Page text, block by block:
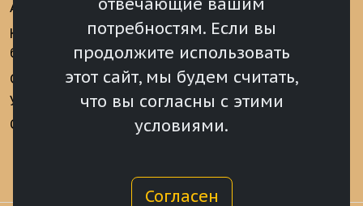
потребностям. Если вы
продолжите использовать
этот сайт, мы будем считать,
что вы согласны с этими
условиями.
Согласен
Аккредитация
Конкурс «Хрустальный
барс»
Сведения о СМИ
учрежденных ВС РХ
Опросы и голосования
Федеральному
Собранию РФ
Местное
самоуправление
Финансы
Награды